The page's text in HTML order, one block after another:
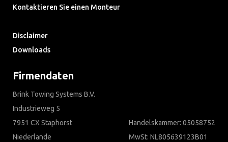
Kontaktieren Sie einen Monteur
Disclaimer
Downloads
Firmendaten
Brink Towing Systems B.V.
Industrieweg 5
7951 CX Staphorst
Niederlande
Handelskammer: 05058752
MwSt: NL805639123B01